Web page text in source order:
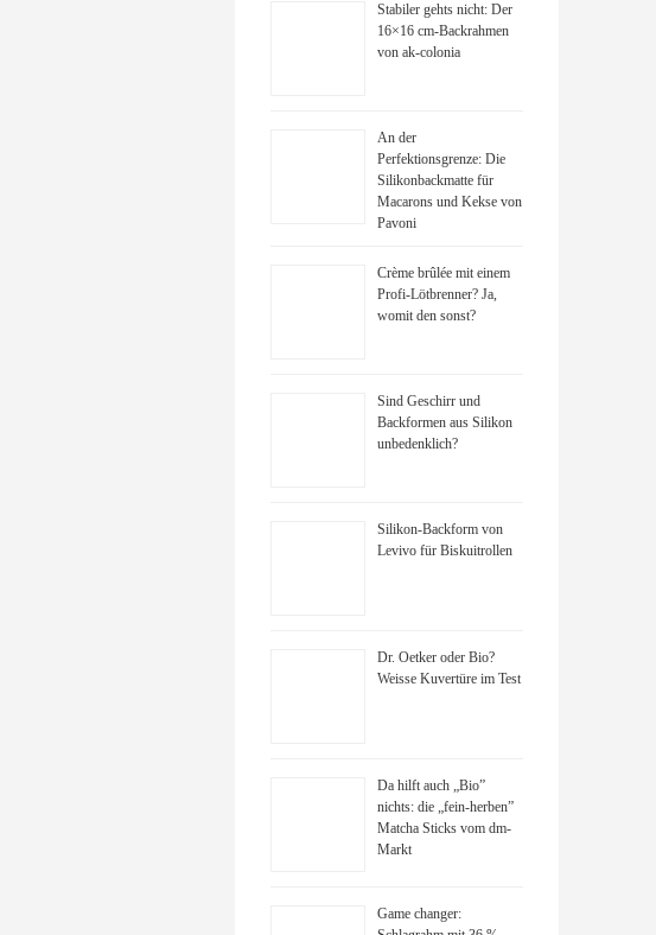
Stabiler gehts nicht: Der
16×16 cm-Backrahmen
von ak-colonia
An der
Perfektionsgrenze: Die
Silikonbackmatte für
Macarons und Kekse von
Pavoni
Crème brûlée mit einem
Profi-Lötbrenner? Ja,
womit den sonst?
Sind Geschirr und
Backformen aus Silikon
unbedenklich?
Silikon-Backform von
Levivo für Biskuitrollen
Dr. Oetker oder Bio?
Weisse Kuvertüre im Test
Da hilft auch „Bio”
nichts: die „fein-herben”
Matcha Sticks vom dm-
Markt
Game changer: